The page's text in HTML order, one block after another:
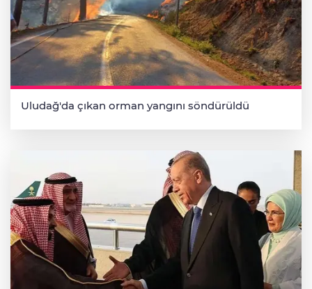
Uludağ'da çıkan orman yangını söndürüldü